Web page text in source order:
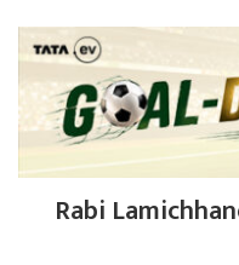
Rabi